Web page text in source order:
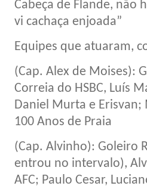
Cabeça de Flande, não
vi cachaça enjoada”
Equipes que atuaram,
(Cap. Alex de Moises):
Correia do HSBC, Luís
Daniel Murta e
100 Anos de Praia
(Cap. Alvinho): Goleiro
entrou no intervalo),
AFC; Paulo Cesar,